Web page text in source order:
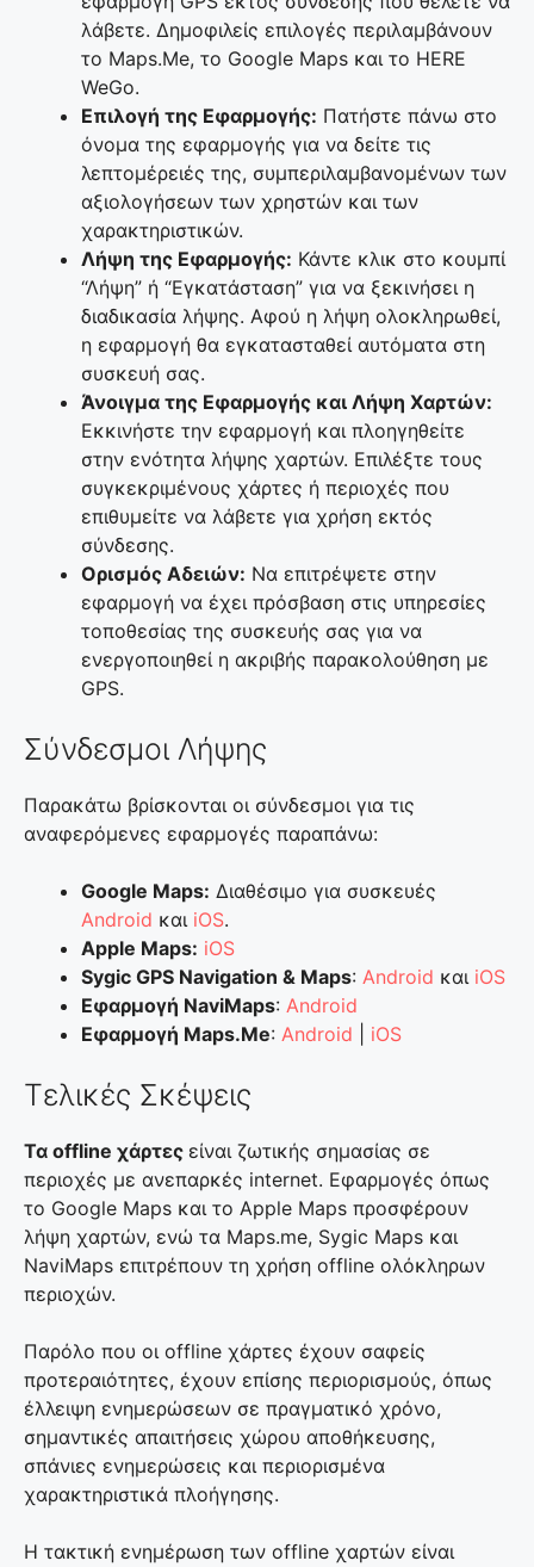
λάβετε. Δημοφιλείς επιλογές περιλαμβάνουν
το Maps.Me, το Google Maps και το HERE
WeGo.
Επιλογή της Εφαρμογής: Πατήστε πάνω στο
όνομα της εφαρμογής για να δείτε τις
λεπτομέρειές της, συμπεριλαμβανομένων των
αξιολογήσεων των χρηστών και των
χαρακτηριστικών.
Λήψη της Εφαρμογής: Κάντε κλικ στο κουμπί
“Λήψη” ή “Εγκατάσταση” για να ξεκινήσει η
διαδικασία λήψης. Αφού η λήψη ολοκληρωθεί,
η εφαρμογή θα εγκατασταθεί αυτόματα στη
συσκευή σας.
Άνοιγμα της Εφαρμογής και Λήψη Χαρτών:
Εκκινήστε την εφαρμογή και πλοηγηθείτε
στην ενότητα λήψης χαρτών. Επιλέξτε τους
συγκεκριμένους χάρτες ή περιοχές που
επιθυμείτε να λάβετε για χρήση εκτός
σύνδεσης.
Ορισμός Αδειών: Να επιτρέψετε στην
εφαρμογή να έχει πρόσβαση στις υπηρεσίες
τοποθεσίας της συσκευής σας για να
ενεργοποιηθεί η ακριβής παρακολούθηση με
GPS.
Σύνδεσμοι Λήψης
Παρακάτω βρίσκονται οι σύνδεσμοι για τις
αναφερόμενες εφαρμογές παραπάνω:
Google Maps: Διαθέσιμο για συσκευές
Android και iOS.
Apple Maps: iOS
Sygic GPS Navigation & Maps: Android και iOS
Εφαρμογή NaviMaps: Android
Εφαρμογή Maps.Me: Android iOS
Τελικές Σκέψεις
Τα offline χάρτες είναι ζωτικής σημασίας σε
περιοχές με ανεπαρκές internet. Εφαρμογές όπως
το Google Maps και το Apple Maps προσφέρουν
λήψη χαρτών, ενώ τα Maps.me, Sygic Maps και
NaviMaps επιτρέπουν τη χρήση offline ολόκληρων
περιοχών.
Παρόλο που οι offline χάρτες έχουν σαφείς
προτεραιότητες, έχουν επίσης περιορισμούς, όπως
έλλειψη ενημερώσεων σε πραγματικό χρόνο,
σημαντικές απαιτήσεις χώρου αποθήκευσης,
σπάνιες ενημερώσεις και περιορισμένα
χαρακτηριστικά πλοήγησης.
Η τακτική ενημέρωση των offline χαρτών είναι